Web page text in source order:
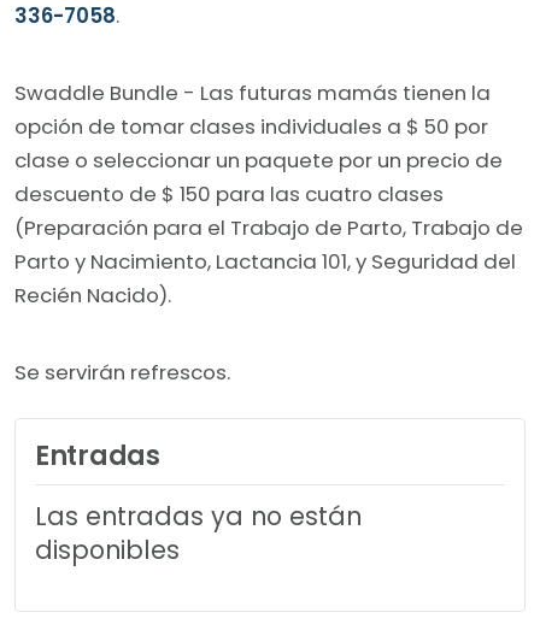
336-7058.
Swaddle Bundle - Las futuras mamás tienen la
opción de tomar clases individuales a $ 50 por
clase o seleccionar un paquete por un precio de
descuento de $ 150 para las cuatro clases
(Preparación para el Trabajo de Parto, Trabajo de
Parto y Nacimiento, Lactancia 101, y Seguridad del
Recién Nacido).
Se servirán refrescos.
Entradas
Las entradas ya no están
disponibles